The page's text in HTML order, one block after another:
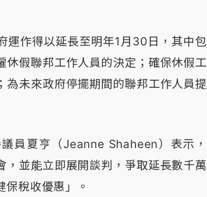
運作得以延長至明年1月30日，其中包
休假聯邦工作人員的決定；確保休假工
為未來政府停擺期間的聯邦工作人員提
員夏亨（Jeanne Shaheen）表示，
，並能立即展開談判，爭取延長數千萬
稅收優惠」。